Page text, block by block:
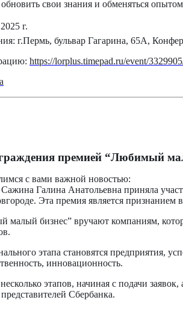
свои знания и обменяться
г.
г.Пермь, бульвар Гагарина, 65А,
https://lorplus.timepad.ru/event/
премией “Любимый
с вами важной новостью:
Галина Анатольевна приняла
Эта премия является
бизнес” вручают компаниям,
этапа становятся предприятия,
инновационность.
этапов, начиная с подачи
Сбербанка.